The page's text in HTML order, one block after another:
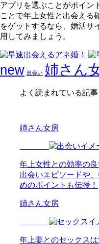
アプリを選ぶことがポイン
ことで年上女性と出会える
をゲットするなら、婚活サ
用 してみましょう。
new 出会い 姉さん
よく読まれている記事
姉さん女房
年上女性との効率の
出会いエピソードや
めのポイントも伝授！
姉さん女房
年上妻とのセックス